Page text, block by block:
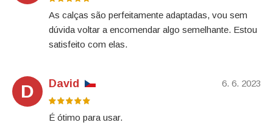
As calças são perfeitamente adaptadas, vou sem
dúvida voltar a encomendar algo semelhante. Estou
satisfeito com elas.
D 6. 6. 2023
David
É ótimo para usar.